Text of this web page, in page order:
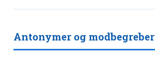
Antonymer og modbegreber